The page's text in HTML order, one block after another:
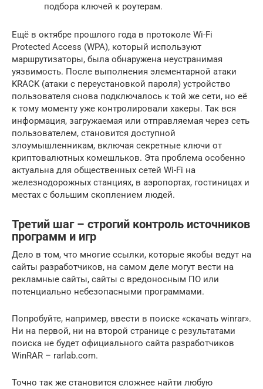
подбора ключей к роутерам.
Ещё в октябре прошлого года в протоколе Wi-Fi
Protected Access (WPA), который используют
маршрутизаторы, была обнаружена неустранимая
уязвимость. После выполнения элементарной атаки
KRACK (атаки с переустановкой пароля) устройство
пользователя снова подключалось к той же сети, но её
к тому моменту уже контролировали хакеры. Так вся
информация, загружаемая или отправляемая через сеть
пользователем, становится доступной
злоумышленникам, включая секретные ключи от
криптовалютных комешльков. Эта проблема особенно
актуальна для общественных сетей Wi-Fi на
железнодорожных станциях, в аэропортах, гостиницах и
местах с большим скоплением людей.
Третий шаг – строгий контроль источников
программ и игр
Дело в том, что многие ссылки, которые якобы ведут на
сайты разработчиков, на самом деле могут вести на
рекламные сайты, сайты с вредоносным ПО или
потенциально небезопасными программами.
Попробуйте, например, ввести в поиске «скачать winrar».
Ни на первой, ни на второй странице с результатами
поиска не будет официального сайта разработчиков
WinRAR – rarlab.com.
Точно так же становится сложнее найти любую